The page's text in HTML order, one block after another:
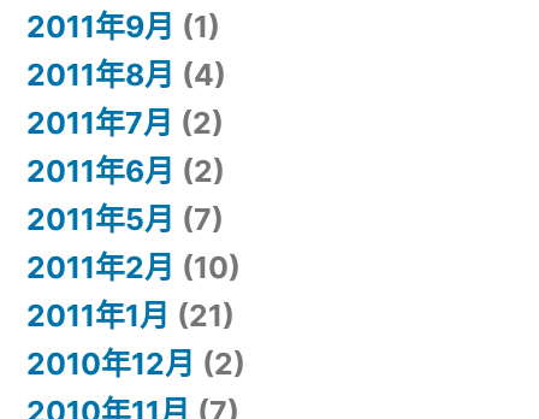
2011年9月 (1)
2011年8月 (4)
2011年7月 (2)
2011年6月 (2)
2011年5月 (7)
2011年2月 (10)
2011年1月 (21)
2010年12月 (2)
2010年11月 (7)